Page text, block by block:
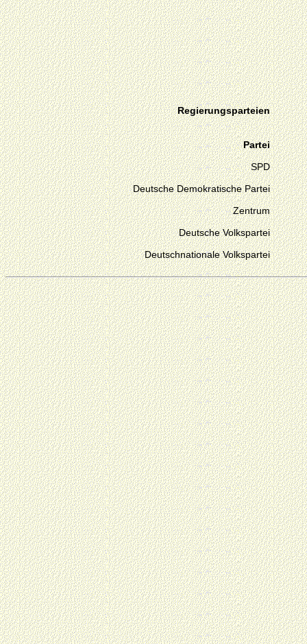
Regierungsparteien
Partei
SPD
Deutsche Demokratische Partei
Zentrum
Deutsche Volkspartei
Deutschnationale Volkspartei